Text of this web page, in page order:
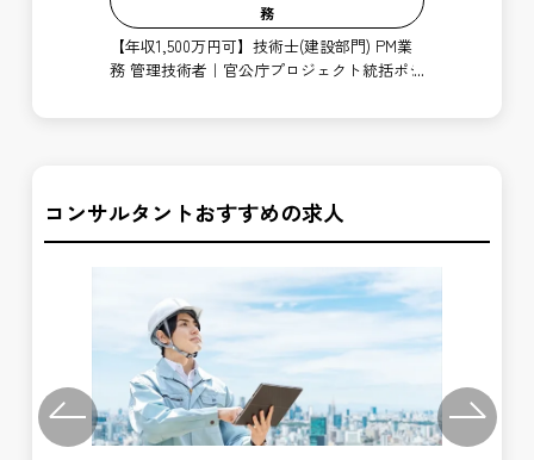
務
【年収1,500万円可】技術士(建設部門) PM業
務 管理技術者｜官公庁プロジェクト統括ポジ
コンサルタントおすすめの求人
Previous Next